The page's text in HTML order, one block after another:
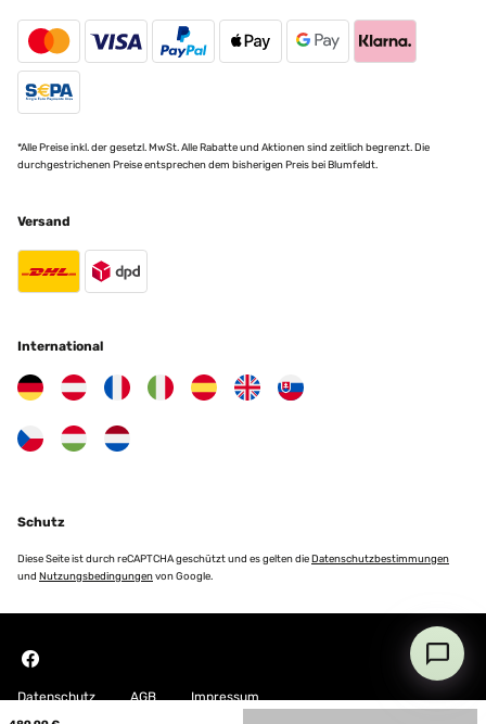
*Alle Preise inkl. der gesetzl. MwSt. Alle Rabatte und Aktionen sind zeitlich begrenzt. Die
durchgestrichenen Preise entsprechen dem bisherigen Preis bei Blumfeldt.
Versand
International
Schutz
Diese Seite ist durch reCAPTCHA geschützt und es gelten dieDatenschutzbestimmungen
und Nutzungsbedingungenvon Google.
Datenschutz AGB Impressum